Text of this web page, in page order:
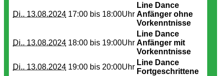
Di.. 13.08.2024 17:00 bis 18:00Uhr
Line Dance
Anfänger ohne
Vorkenntnisse
Di.. 13.08.2024 18:00 bis 19:00Uhr
Line Dance
Anfänger mit
Vorkenntnisse
Di.. 13.08.2024 19:00 bis 20:00Uhr
Line Dance
Fortgeschrittene